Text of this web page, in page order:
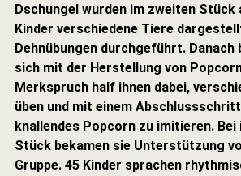
Dschungel wurden im zweiten
Kinder verschiedene Tiere
Dehnübungen durchgeführt.
sich mit der Herstellung von
Merkspruch half ihnen dabei,
üben und mit einem
knallendes Popcorn zu imitieren.
Stück bekamen sie Unterstützung
Gruppe. 45 Kinder sprachen